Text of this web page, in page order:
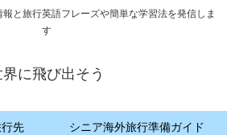
と旅行英語フレーズや簡単な学習法を発信しま
す
界に飛び出そう
先 シニア海外旅行準備ガイド